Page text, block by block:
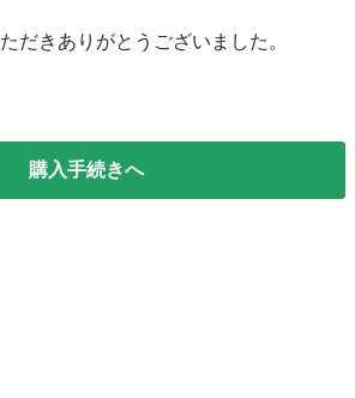
だきありがとうございました。
購入手続きへ